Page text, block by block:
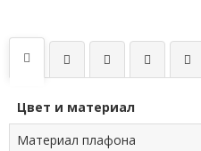
Цвет и материал
Материал плафона